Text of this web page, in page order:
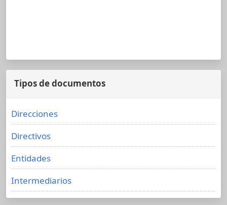
Tipos de documentos
Direcciones
Directivos
Entidades
Intermediarios